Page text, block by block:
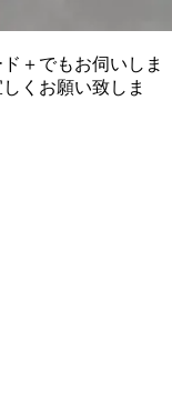
＋でもお伺いしま
くお願い致しま